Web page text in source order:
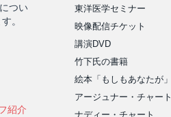
つい
。
紹介
東洋医学セミナー
映像配信チケット
講演DVD
竹下氏の書籍
絵本「もしもあなたが」
アージュナー・チャート
ナディー・チャート